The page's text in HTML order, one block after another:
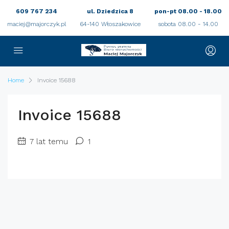
609 767 234
maciej@majorczyk.pl
ul. Dziedzica 8
64-140 Włoszakowice
pon-pt 08.00 - 18.00
sobota 08.00 - 14.00
Home Invoice 15688
Invoice 15688
7 lat temu 1